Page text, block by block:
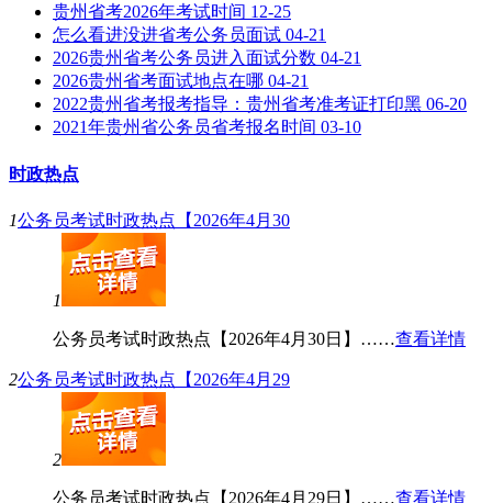
贵州省考2026年考试时间 12-25
怎么看进没进省考公务员面试 04-21
2026贵州省考公务员进入面试分数 04-21
2026贵州省考面试地点在哪 04-21
2022贵州省考报考指导：贵州省考准考证打印黑 06-20
2021年贵州省公务员省考报名时间 03-10
时政热点
1公务员考试时政热点【2026年4月30
1
公务员考试时政热点【2026年4月30日】……查看详情
2公务员考试时政热点【2026年4月29
2
公务员考试时政热点【2026年4月29日】……查看详情